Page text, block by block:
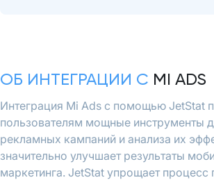
ОБ ИНТЕГРАЦИИ С MI ADS
Интеграция Mi Ads с помощью JetStat
пользователям мощные инструменты
рекламных кампаний и анализа их
значительно улучшает результаты
маркетинга. JetStat упрощает процесс